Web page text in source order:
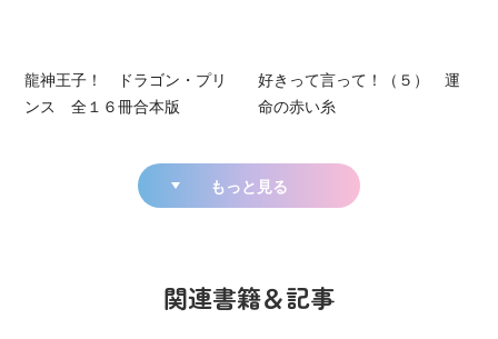
龍神王子！ ドラゴン・プリ
ンス 全１６冊合本版
好きって言って！（５） 運
命の赤い糸
もっと見る
関連書籍＆記事